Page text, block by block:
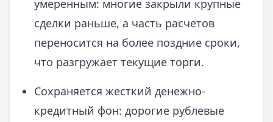
умеренным: многие закрыли крупные
сделки раньше, а часть расчетов
переносится на более поздние сроки,
что разгружает текущие торги.
Сохраняется жесткий денежно-
кредитный фон: дорогие рублевые